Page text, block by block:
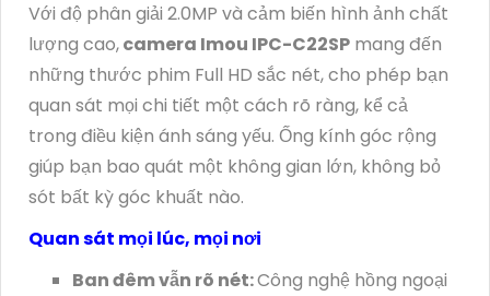
Với độ phân giải 2.0MP và cảm biến hình ảnh chất
lượng cao,camera Imou IPC-C22SP mang đến
những thước phim Full HD sắc nét, cho phép bạn
quan sát mọi chi tiết một cách rõ ràng, kể cả
trong điều kiện ánh sáng yếu. Ống kính góc rộng
giúp bạn bao quát một không gian lớn, không bỏ
sót bất kỳ góc khuất nào.
Quan sát mọi lúc, mọi nơi
Ban đêm vẫn rõ nét:Công nghệ hồng ngoại